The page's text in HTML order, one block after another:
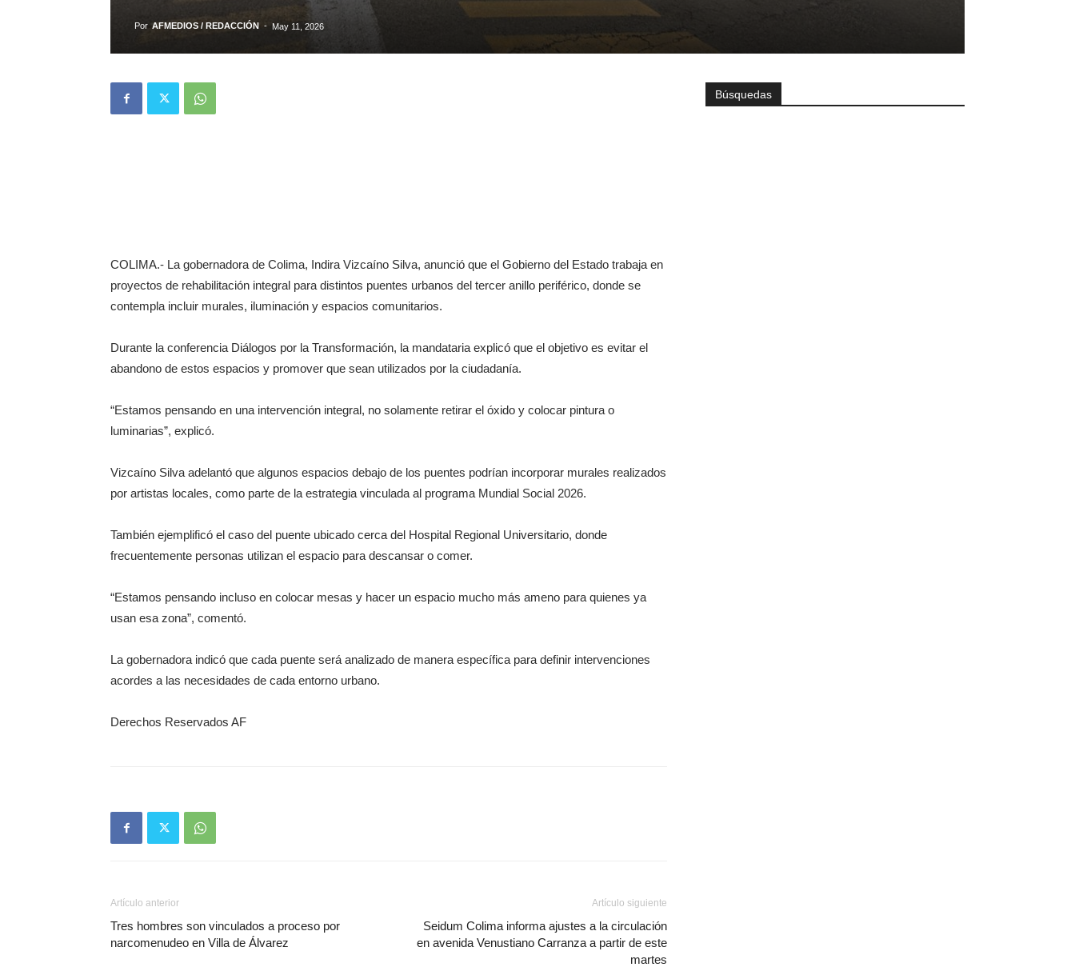
Por AFMEDIOS / REDACCIÓN - May 11, 2026
COLIMA.- La gobernadora de Colima, Indira Vizcaíno Silva, anunció que el Gobierno del Estado trabaja en
proyectos de rehabilitación integral para distintos puentes urbanos del tercer anillo periférico, donde se
contempla incluir murales, iluminación y espacios comunitarios.
Durante la conferencia Diálogos por la Transformación, la mandataria explicó que el objetivo es evitar el
abandono de estos espacios y promover que sean utilizados por la ciudadanía.
“Estamos pensando en una intervención integral, no solamente retirar el óxido y colocar pintura o
luminarias”, explicó.
Vizcaíno Silva adelantó que algunos espacios debajo de los puentes podrían incorporar murales realizados
por artistas locales, como parte de la estrategia vinculada al programa Mundial Social 2026.
También ejemplificó el caso del puente ubicado cerca del Hospital Regional Universitario, donde
frecuentemente personas utilizan el espacio para descansar o comer.
“Estamos pensando incluso en colocar mesas y hacer un espacio mucho más ameno para quienes ya
usan esa zona”, comentó.
La gobernadora indicó que cada puente será analizado de manera específica para definir intervenciones
acordes a las necesidades de cada entorno urbano.
Derechos Reservados AF
Artículo anterior
Tres hombres son vinculados a proceso por
narcomenudeo en Villa de Álvarez
Artículo siguiente
Seidum Colima informa ajustes a la circulación
en avenida Venustiano Carranza a partir de este
martes
Búsquedas